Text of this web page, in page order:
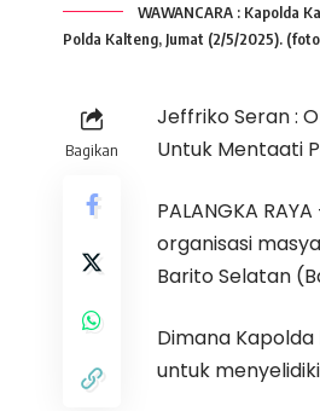
WAWANCARA : Kapolda
Polda Kalteng, Jumat (2/5/2025).
Bagikan
Jeffriko Seran :
Untuk Mentaati
PALANGKA
organisasi
Barito Selatan
Dimana
untuk